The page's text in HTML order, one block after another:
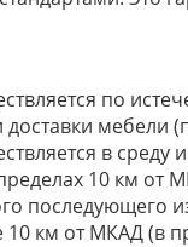
по
доставки мебели
в среду
10 км от
последующего
10 км от МКАД (в